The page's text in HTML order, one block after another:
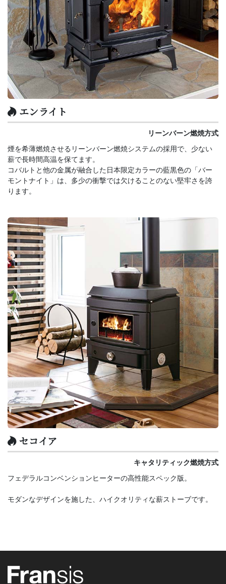
エンライト
リーンバーン燃焼方式
煙を希薄燃焼させるリーンバーン燃焼システムの採用で、少ない
薪で長時間高温を保てます。
コバルトと他の金属が融合した日本限定カラーの藍黒色の「バー
モントナイト」は、多少の衝撃では欠けることのない堅牢さを誇
ります。
セコイア
キャタリティック燃焼方式
フェデラルコンベンションヒーターの高性能スペック版。
モダンなデザインを施した、ハイクオリティな薪ストーブです。